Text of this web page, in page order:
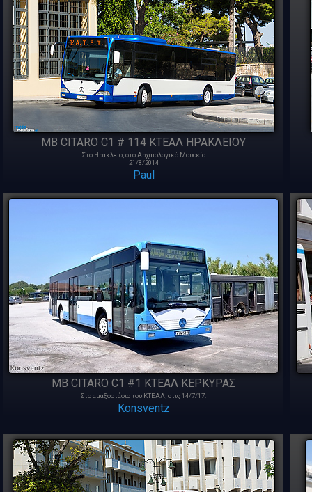
MB CITARO C1 # 114 ΚΤΕΑΛ ΗΡΑΚΛΕΙΟΥ
Στο Ηράκλειο, στο Αρχαιολογικό Μουσείο
21/8/2014
Paul
MB CITARO C1 #1 ΚΤΕΑΛ ΚΕΡΚΥΡΑΣ
Στο αμαξοστάσιο του ΚΤΕΑΛ, στις 14/7/17.
Konsventz